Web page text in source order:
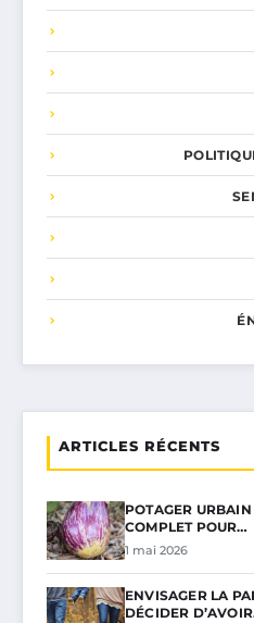
ARTICLES RÉCENTS
POTAGER
COMPLET POUR…
1 mai 2026
ENVISAGER LA
DÉCIDER